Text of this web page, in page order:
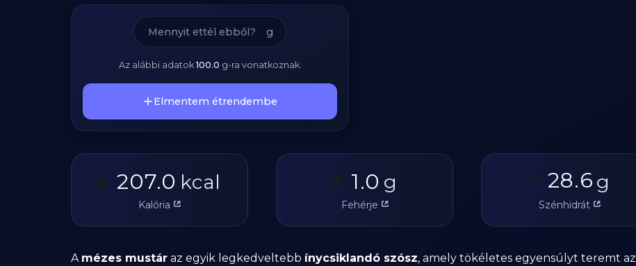
g
Az alábbi adatok100.0 g-ra vonatkoznak.
Elmentem étrendembe
🔥 207.0 kcal
Kalória
🥩 1.0 g
Fehérje
🥔 28.6 g
Szénhidrát
A mézes mustár az egyik legkedveltebb ínycsiklandó szósz, amely tökéletes egyensúlyt teremt az